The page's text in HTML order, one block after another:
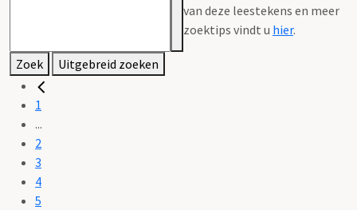
van deze leestekens en meer
zoektips vindt u hier.
Zoek Uitgebreid zoeken
1
...
2
3
4
5